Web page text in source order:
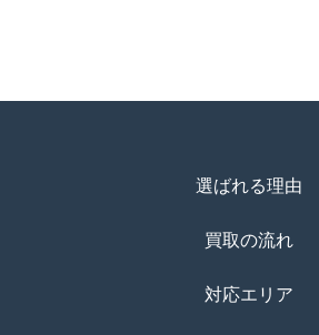
選ばれる理由
買取の流れ
対応エリア